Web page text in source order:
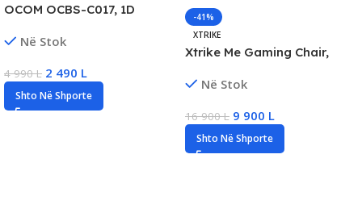
OCOM OCBS-C017, 1D
NewNë Stok
4 990L 2 490 L
Shto Në Shporte
-41%
XTRIKE
Xtrike Me Gaming Chair,
Adjustable Height, Lumbar
Në Stok
16 900L 9 900 L
Shto Në Shporte